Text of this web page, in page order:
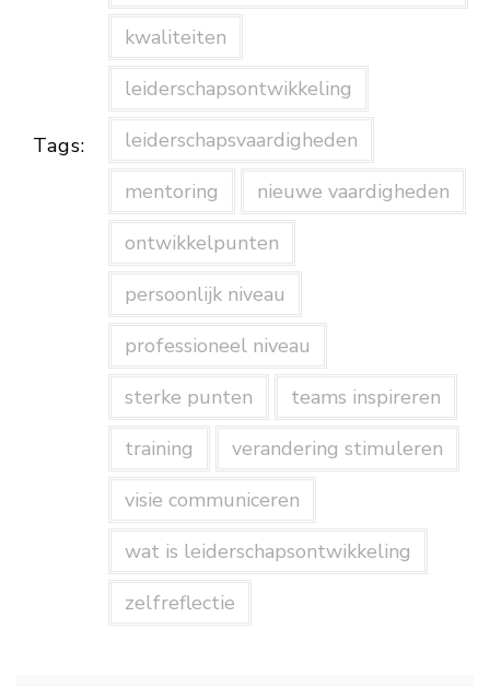
Tags:
kwaliteiten
leiderschapsontwikkeling
leiderschapsvaardigheden
mentoring
nieuwe vaardigheden
ontwikkelpunten
persoonlijk niveau
professioneel niveau
sterke punten
teams inspireren
training
verandering stimuleren
visie communiceren
wat is leiderschapsontwikkeling
zelfreflectie